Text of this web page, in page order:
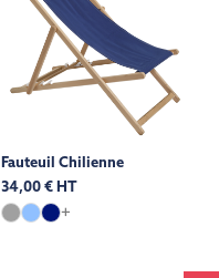
Fauteuil Chilienne
34,00 € HT
+